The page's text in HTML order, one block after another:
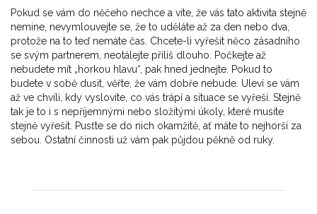
Pokud se vám do něčeho nechce a víte, že vás tato aktivita stejně
nemine, nevymlouvejte se, že to uděláte až za den nebo dva,
protože na to teď nemáte čas. Chcete-li vyřešit něco zásadního
se svým partnerem, neotálejte příliš dlouho. Počkejte až
nebudete mít „horkou hlavu“, pak hned jednejte. Pokud to
budete v sobě dusit, věřte, že vám dobře nebude. Uleví se vám
až ve chvíli, kdy vyslovíte, co vás trápí a situace se vyřeší. Stejně
tak je to i s nepříjemnými nebo složitými úkoly, které musíte
stejně vyřešit. Pusťte se do nich okamžitě, ať máte to nejhorší za
sebou. Ostatní činnosti už vám pak půjdou pěkně od ruky.